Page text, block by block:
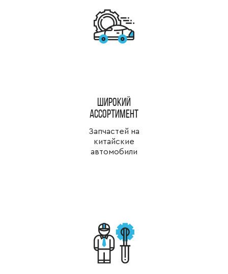
широкий
ассортимент
Запчастей на
китайские
автомобили